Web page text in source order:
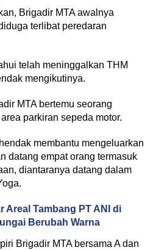
Brigadir MTA awalnya
terlibat peredaran
telah meninggalkan THM
mengikutinya.
MTA bertemu seorang
parkiran sepeda motor.
membantu mengeluarkan
datang empat orang termasuk
diantaranya datang dalam
Areal Tambang PT ANI di
Berubah Warna
Brigadir MTA bersama A dan